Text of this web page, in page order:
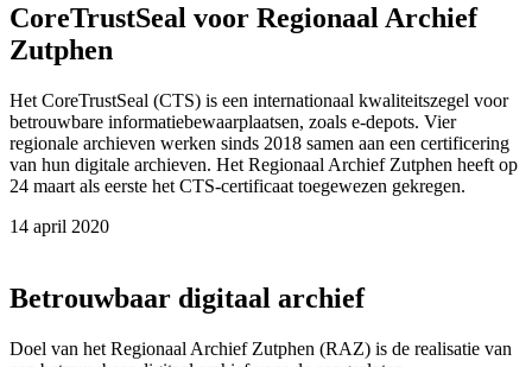
CoreTrustSeal voor Regionaal Archief
Zutphen
Het CoreTrustSeal (CTS) is een internationaal kwaliteitszegel voor
betrouwbare informatiebewaarplaatsen, zoals e-depots. Vier
regionale archieven werken sinds 2018 samen aan een certificering
van hun digitale archieven. Het Regionaal Archief Zutphen heeft op
24 maart als eerste het CTS-certificaat toegewezen gekregen.
14 april 2020
Betrouwbaar digitaal archief
Doel van het Regionaal Archief Zutphen (RAZ) is de realisatie van